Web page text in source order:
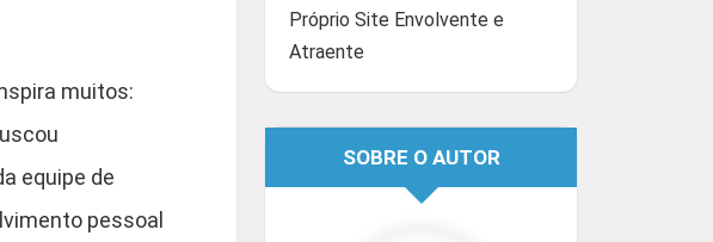
muitos:
equipe de
pessoal
Próprio Site Envolvente e
Atraente
SOBRE O AUTOR